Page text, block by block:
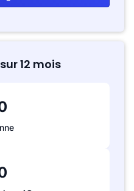
12 mois